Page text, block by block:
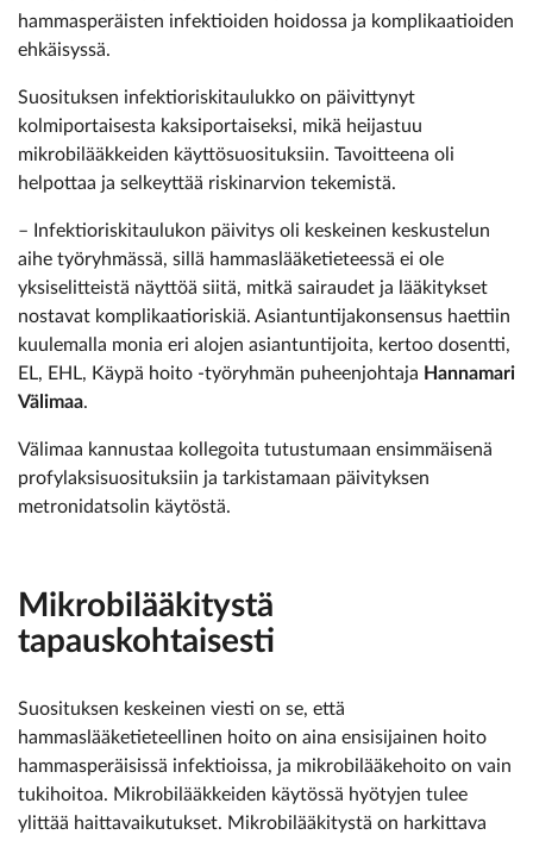
hammasperäisten infektioiden hoidossa ja komplikaatioiden
ehkäisyssä.
Suosituksen infektioriskitaulukko on päivittynyt
kolmiportaisesta kaksiportaiseksi, mikä heijastuu
mikrobilääkkeiden käyttösuosituksiin. Tavoitteena oli
helpottaa ja selkeyttää riskinarvion tekemistä.
– Infektioriskitaulukon päivitys oli keskeinen keskustelun
aihe työryhmässä, sillä hammaslääketieteessä ei ole
yksiselitteistä näyttöä siitä, mitkä sairaudet ja lääkitykset
nostavat komplikaatioriskiä. Asiantuntijakonsensus haettiin
kuulemalla monia eri alojen asiantuntijoita, kertoo dosentti,
EL, EHL, Käypä hoito -työryhmän puheenjohtaja Hannamari
Välimaa.
Välimaa kannustaa kollegoita tutustumaan ensimmäisenä
profylaksisuosituksiin ja tarkistamaan päivityksen
metronidatsolin käytöstä.
Mikrobilääkitystä
tapauskohtaisesti
Suosituksen keskeinen viesti on se, että
hammaslääketieteellinen hoito on aina ensisijainen hoito
hammasperäisissä infektioissa, ja mikrobilääkehoito on vain
tukihoitoa. Mikrobilääkkeiden käytössä hyötyjen tulee
ylittää haittavaikutukset. Mikrobilääkitystä on harkittava